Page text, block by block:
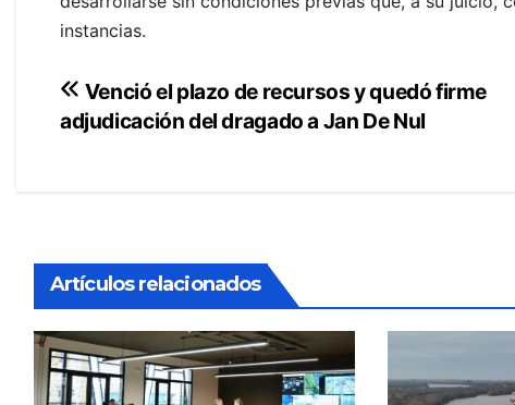
instancias.
Navegación
de
Venció el plazo de recursos y quedó firme
adjudicación del dragado a Jan De Nul
Artículos relacionados